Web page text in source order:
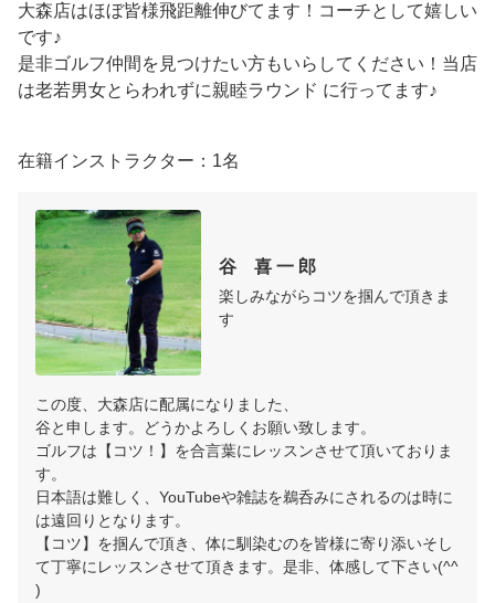
大森店はほぼ皆様飛距離伸びてます！コーチとして嬉しい
です♪
是非ゴルフ仲間を見つけたい方もいらしてください！当店
は老若男女とらわれずに親睦ラウンド に行ってます♪
在籍インストラクター：1名
谷　喜 一 郎
楽しみながらコツを掴んで頂きま
す
この度、大森店に配属になりました、
谷と申します。どうかよろしくお願い致します。
ゴルフは【コツ！】を合言葉にレッスンさせて頂いておりま
す。
日本語は難しく、YouTubeや雑誌を鵜呑みにされるのは時に
は遠回りとなります。
【コツ】を掴んで頂き、体に馴染むのを皆様に寄り添いそし
て丁寧にレッスンさせて頂きます。是非、体感して下さい(^^
)